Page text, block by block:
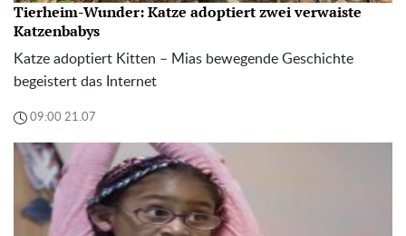
Tierheim-Wunder: Katze adoptiert zwei verwaiste
Katzenbabys
Katze adoptiert Kitten – Mias bewegende Geschichte
begeistert das Internet
09:00 21.07